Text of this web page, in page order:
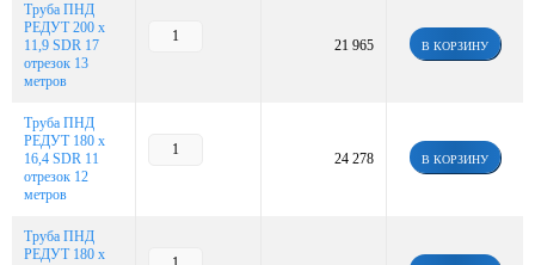
Труба ПНД
РЕДУТ 200 х
11,9 SDR 17
отрезок 13
метров
21 965 В КОРЗИНУ
Труба ПНД
РЕДУТ 180 х
16,4 SDR 11
отрезок 12
метров
24 278 В КОРЗИНУ
Труба ПНД
РЕДУТ 180 х